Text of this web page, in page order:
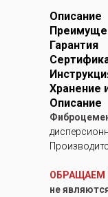
Описание
Гарантия
Хранение
Описание
ОБРАЩАЕМ
не